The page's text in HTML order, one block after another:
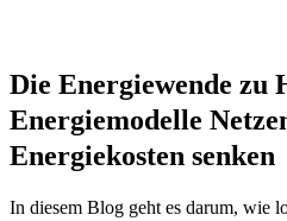
Die Energiewende zu
Energiemodelle
Energiekosten senken
In diesem Blog geht es darum, wie